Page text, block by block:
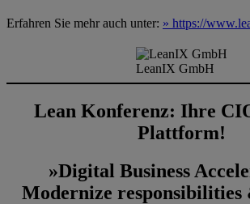
Erfahren Sie mehr auch unter: » https://
LeanIX GmbH
Lean Konferenz: Ihre
Plattform!
»Digital Business
Modernize responsibilities